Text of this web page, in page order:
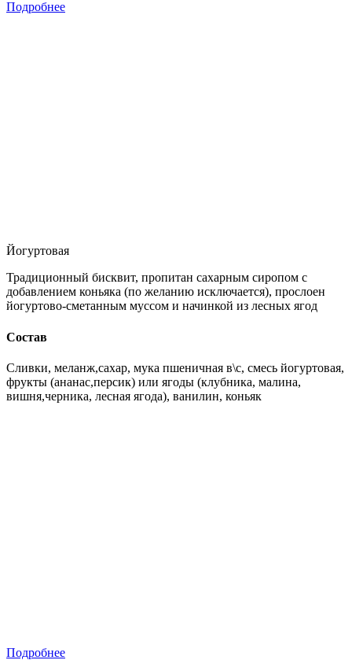
Подробнее
Йогуртовая
Традиционный бисквит, пропитан сахарным сиропом с
добавлением коньяка (по желанию исключается), прослоен
йогуртово-сметанным муссом и начинкой из лесных ягод
Состав
Сливки, меланж,сахар, мука пшеничная в\с, смесь йогуртовая,
фрукты (ананас,персик) или ягоды (клубника, малина,
вишня,черника, лесная ягода), ванилин, коньяк
Подробнее